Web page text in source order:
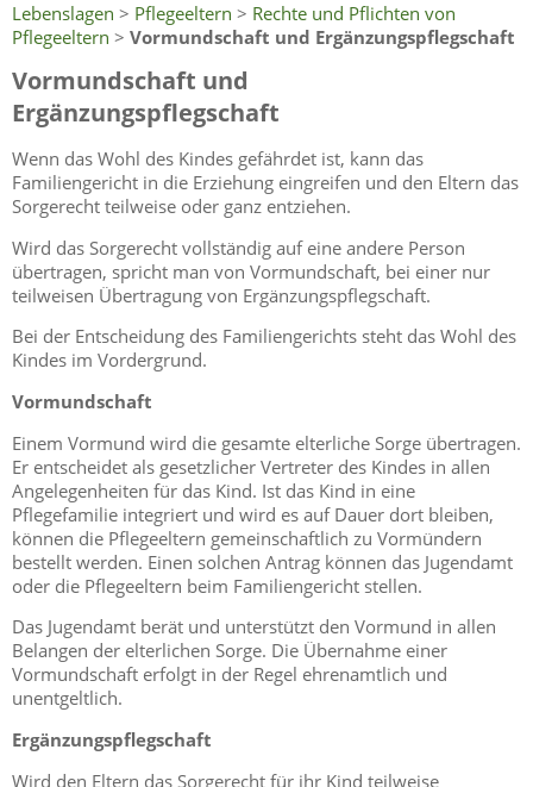
Lebenslagen > Pflegeeltern > Rechte und Pflichten von
Pflegeeltern > Vormundschaft und Ergänzungspflegschaft
Vormundschaft und
Ergänzungspflegschaft
Wenn das Wohl des Kindes gefährdet ist, kann das
Familiengericht in die Erziehung eingreifen und den Eltern das
Sorgerecht teilweise oder ganz entziehen.
Wird das Sorgerecht vollständig auf eine andere Person
übertragen, spricht man von Vormundschaft, bei einer nur
teilweisen Übertragung von Ergänzungspflegschaft.
Bei der Entscheidung des Familiengerichts steht das Wohl des
Kindes im Vordergrund.
Vormundschaft
Einem Vormund wird die gesamte elterliche Sorge übertragen.
Er entscheidet als gesetzlicher Vertreter des Kindes in allen
Angelegenheiten für das Kind. Ist das Kind in eine
Pflegefamilie integriert und wird es auf Dauer dort bleiben,
können die Pflegeeltern gemeinschaftlich zu Vormündern
bestellt werden. Einen solchen Antrag können das Jugendamt
oder die Pflegeeltern beim Familiengericht stellen.
Das Jugendamt berät und unterstützt den Vormund in allen
Belangen der elterlichen Sorge. Die Übernahme einer
Vormundschaft erfolgt in der Regel ehrenamtlich und
unentgeltlich.
Ergänzungspflegschaft
Wird den Eltern das Sorgerecht für ihr Kind teilweise